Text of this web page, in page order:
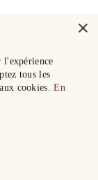
×
l'expérience
tous les
cookies.En